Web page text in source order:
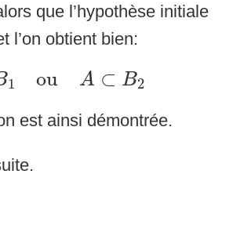
que l’hypothèse initiale
l’on obtient bien:
1 ou A ⊂ B2
⊂B 2
est ainsi démontrée.